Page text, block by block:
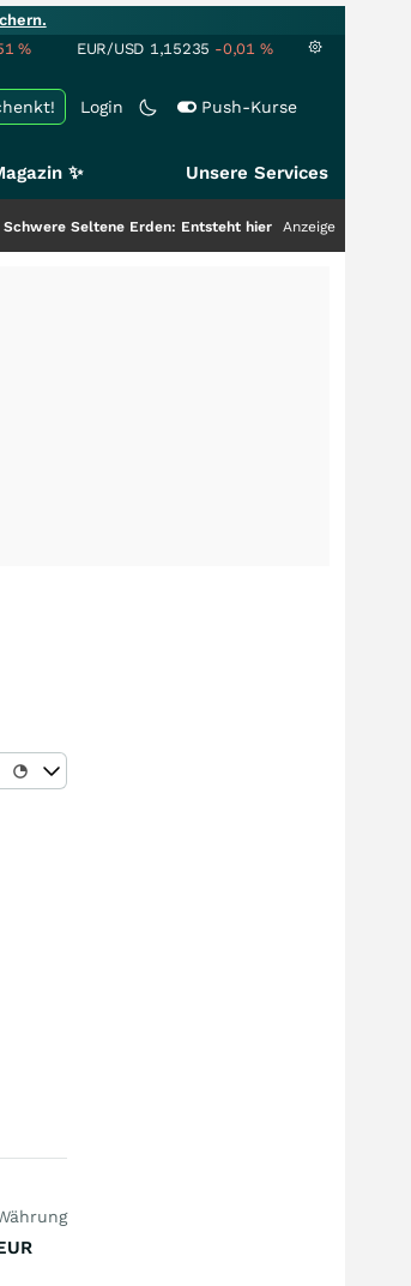
% EUR/USD 1,15235 -0,01 %
Login Push-Kurse
✨ Unsere Services
Erden: Entsteht hier die nächste Milliardenstory?
Anzeige